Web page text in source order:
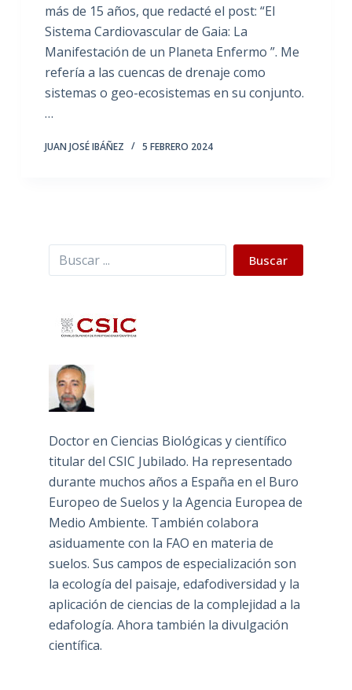
más de 15 años, que redacté el post: “El
Sistema Cardiovascular de Gaia: La
Manifestación de un Planeta Enfermo ”. Me
refería a las cuencas de drenaje como
sistemas o geo-ecosistemas en su conjunto.
…
JUAN JOSÉ IBÁÑEZ 5 FEBRERO 2024
Buscar Buscar
Doctor en Ciencias Biológicas y científico
titular del CSIC Jubilado. Ha representado
durante muchos años a España en el Buro
Europeo de Suelos y la Agencia Europea de
Medio Ambiente. También colabora
asiduamente con la FAO en materia de
suelos. Sus campos de especialización son
la ecología del paisaje, edafodiversidad y la
aplicación de ciencias de la complejidad a la
edafología. Ahora también la divulgación
científica.